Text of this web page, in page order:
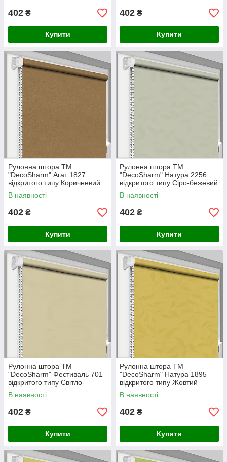
402 ₴
Купити
402 ₴
Купити
Рулонна штора ТМ
"DecoSharm" Агат 1827
відкритого типу Коричневий
В наявності
402 ₴
Купити
Рулонна штора ТМ
"DecoSharm" Натура 2256
відкритого типу Сіро-бежевий
В наявності
402 ₴
Купити
Рулонна штора ТМ
"DecoSharm" Фестиваль 701
відкритого типу Світло-
бежевий
В наявності
402 ₴
Купити
Рулонна штора ТМ
"DecoSharm" Натура 1895
відкритого типу Жовтий
В наявності
402 ₴
Купити